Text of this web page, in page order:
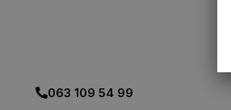
063 109 54 99